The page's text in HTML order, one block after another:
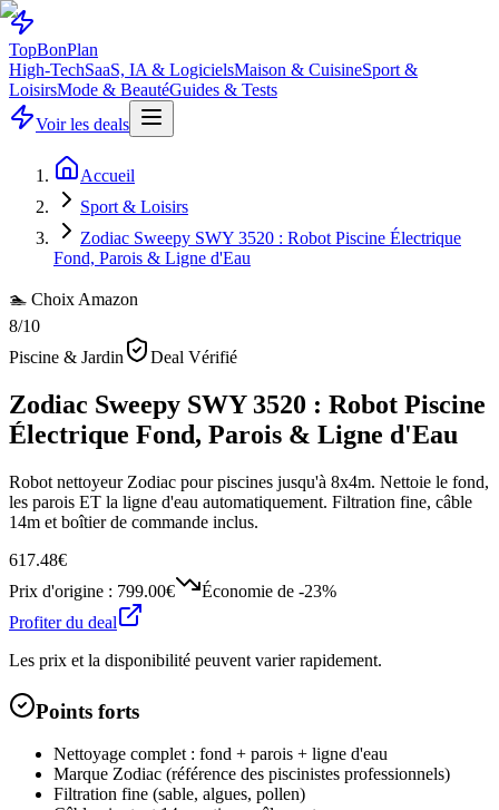
TopBonPlan
High-TechSaaS, IA & LogicielsMaison & CuisineSport &
LoisirsMode & BeautéGuides & Tests
Voir les deals
Accueil
Sport & Loisirs
Zodiac Sweepy SWY 3520 : Robot Piscine Électrique
Fond, Parois & Ligne d'Eau
🏊 Choix Amazon
8/10
Piscine & Jardin
Deal Vérifié
Zodiac Sweepy SWY 3520 : Robot Piscine
Électrique Fond, Parois & Ligne d'Eau
Robot nettoyeur Zodiac pour piscines jusqu'à 8x4m. Nettoie le fond,
les parois ET la ligne d'eau automatiquement. Filtration fine, câble
14m et boîtier de commande inclus.
617.48€
Prix d'origine : 799.00€ Économie de -23%
Profiter du deal
Les prix et la disponibilité peuvent varier rapidement.
Points forts
Nettoyage complet : fond + parois + ligne d'eau
Marque Zodiac (référence des piscinistes professionnels)
Filtration fine (sable, algues, pollen)